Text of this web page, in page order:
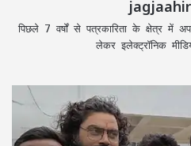
पिछले 7 वर्षों से पत्रकारिता के क्षेत्र में
लेकर इलेक्ट्रॉनिक